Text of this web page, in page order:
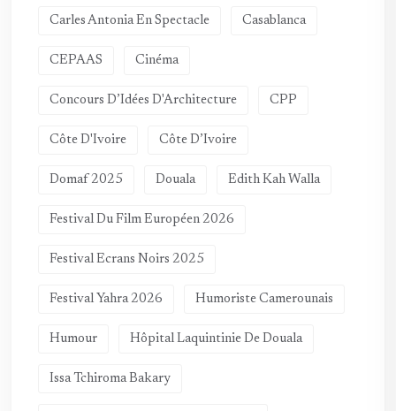
Carles Antonia En Spectacle Casablanca
CEPAAS Cinéma
Concours D’Idées D'Architecture CPP
Côte D'Ivoire Côte D’Ivoire
Domaf 2025 Douala Edith Kah Walla
Festival Du Film Européen 2026
Festival Ecrans Noirs 2025
Festival Yahra 2026 Humoriste Camerounais
Humour Hôpital Laquintinie De Douala
Issa Tchiroma Bakary